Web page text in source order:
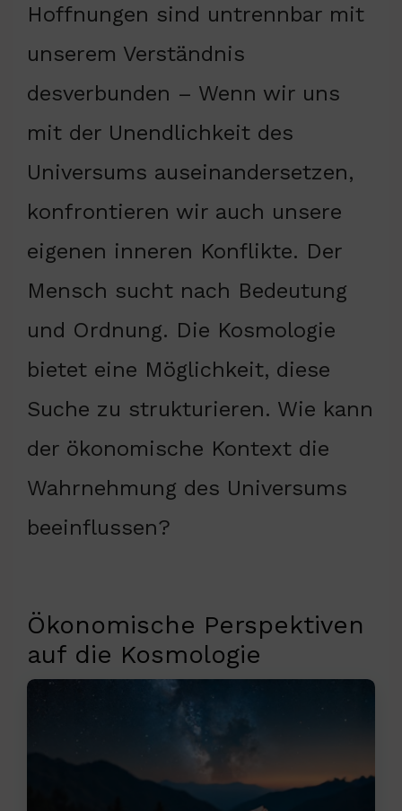
Hoffnungen sind untrennbar mit
unserem Verständnis
desverbunden – Wenn wir uns
mit der Unendlichkeit des
Universums auseinandersetzen,
konfrontieren wir auch unsere
eigenen inneren Konflikte. Der
Mensch sucht nach Bedeutung
und Ordnung. Die Kosmologie
bietet eine Möglichkeit, diese
Suche zu strukturieren. Wie kann
der ökonomische Kontext die
Wahrnehmung des Universums
beeinflussen?
Ökonomische Perspektiven
auf die Kosmologie